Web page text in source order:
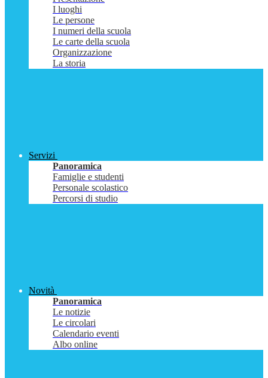
I luoghi
Le persone
I numeri della scuola
Le carte della scuola
Organizzazione
La storia
Servizi
Panoramica
Famiglie e studenti
Personale scolastico
Percorsi di studio
Novità
Panoramica
Le notizie
Le circolari
Calendario eventi
Albo online